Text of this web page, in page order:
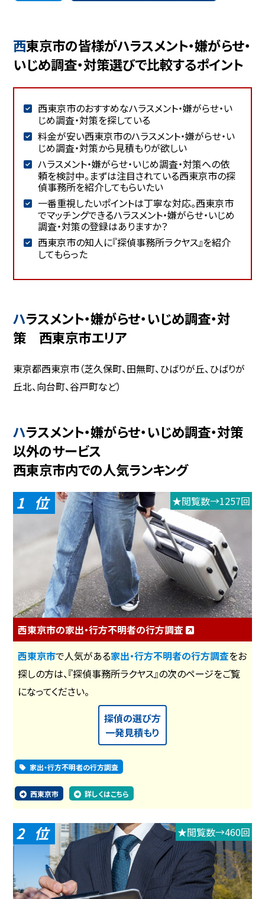
西東京市の皆様がハラスメント・嫌がらせ・
いじめ調査・対策選びで比較するポイント
西東京市のおすすめなハラスメント・嫌がらせ・い
じめ調査・対策を探している
料金が安い西東京市のハラスメント・嫌がらせ・い
じめ調査・対策から見積もりが欲しい
ハラスメント・嫌がらせ・いじめ調査・対策への依
頼を検討中。まずは注目されている西東京市の探
偵事務所を紹介してもらいたい
一番重視したいポイントは丁寧な対応。西東京市
でマッチングできるハラスメント・嫌がらせ・いじめ
調査・対策の登録はありますか？
西東京市の知人に『探偵事務所ラクヤス』を紹介
してもらった
ハラスメント・嫌がらせ・いじめ調査・対
策 西東京市エリア
東京都西東京市（芝久保町、田無町、ひばりが丘、ひばりが
丘北、向台町、谷戸町など）
ハラスメント・嫌がらせ・いじめ調査・対策
以外のサービス
西東京市内での人気ランキング
1 ★閲覧数→1257回
西東京市の家出・行方不明者の行方調査
西東京市で人気がある家出・行方不明者の行方調査をお
探しの方は、『探偵事務所ラクヤス』の次のページをご覧
になってください。
探偵の選び方
一発見積もり
家出・行方不明者の行方調査
西東京市 詳しくはこちら
2 ★閲覧数→460回